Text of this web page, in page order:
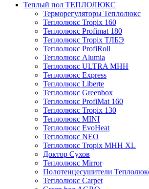
Теплый пол ТЕПЛОЛЮКС
Терморегуляторы Теплолюкс
Теплолюкс Tropix 160
Теплолюкс Profimat 180
Теплолюкс Tropix ТЛБЭ
Теплолюкс ProfiRoll
Теплолюкс Alumia
Теплолюкс ULTRA МНН
Теплолюкс Express
Теплолюкс Liberte
Теплолюкс Greenbox
Теплолюкс ProfiMat 160
Теплолюкс Tropix 130
Теплолюкс MINI
Теплолюкс EvoHeat
Теплолюкс NEO
Теплолюкс Tropix МНН XL
Доктор Сухов
Теплолюкс Mirror
Полотенцесушители
Теплолюкс Carpet